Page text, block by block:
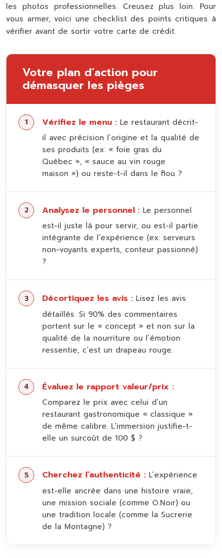
les photos professionnelles. Creusez plus loin. Pour
vous armer, voici une checklist des points critiques à
vérifier avant de sortir votre carte de crédit.
Votre plan d’action pour
démasquer les pièges
Vérifiez le menu : Le restaurant décrit-
il avec précision l’origine et la qualité de
ses produits (ex: « foie gras du
Québec », « sauce au vin rouge
maison ») ou reste-t-il dans le flou ?
Analysez le personnel : Le personnel
est-il juste là pour servir, ou est-il partie
intégrante de l’expérience (ex: serveurs
non-voyants experts, conteur passionné)
?
Décortiquez les avis : Lisez les avis
détaillés. Si 90% des commentaires
portent sur le « concept » et non sur la
qualité de la nourriture ou l’émotion
ressentie, c’est un drapeau rouge.
Évaluez le rapport valeur/prix :
Comparez le prix avec celui d’un
restaurant gastronomique « classique »
de même calibre. L’immersion justifie-t-
elle un surcoût de 100 $ ?
Cherchez l’authenticité : L’expérience
est-elle ancrée dans une histoire vraie,
une mission sociale (comme O.Noir) ou
une tradition locale (comme la Sucrerie
de la Montagne) ?